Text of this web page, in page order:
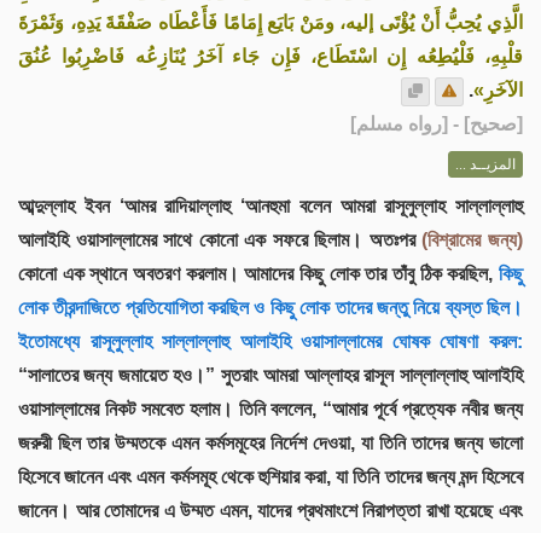
الَّذِي يُحِبُّ أَنْ يُؤْتَى إليه، ومَنْ بَايَع إِمَامًا فَأَعْطَاه صَفْقَةَ يَدِهِ، وَثَمْرَةَ
قلْبِهِ، فَلْيُطِعُه إِن اسْتَطَاع، فَإِن جَاء آخَرُ يُنَازِعُه فَاضْرِبُوا عُنُقَ
الآخَرِ».
[صحيح] - [رواه مسلم]
المزيــد ...
আব্দুল্লাহ ইবন ‘আমর রাদিয়াল্লাহু ‘আনহুমা বলেন আমরা রাসূলুল্লাহ সাল্লাল্লাহু
আলাইহি ওয়াসাল্লামের সাথে কোনো এক সফরে ছিলাম। অতঃপর(বিশ্রামের জন্য)
কোনো এক স্থানে অবতরণ করলাম। আমাদের কিছু লোক তার তাঁবু ঠিক করছিল, কিছু
লোক তীরন্দাজিতে প্রতিযোগিতা করছিল ও কিছু লোক তাদের জন্তু নিয়ে ব্যস্ত ছিল।
ইতোমধ্যে রাসূলুল্লাহ সাল্লাল্লাহু আলাইহি ওয়াসাল্লামের ঘোষক ঘোষণা করল:
“সালাতের জন্য জমায়েত হও।” সুতরাং আমরা আল্লাহর রাসূল সাল্লাল্লাহু আলাইহি
ওয়াসাল্লামের নিকট সমবেত হলাম। তিনি বললেন, “আমার পূর্বে প্রত্যেক নবীর জন্য
জরুরী ছিল তার উম্মতকে এমন কর্মসমূহের নির্দেশ দেওয়া, যা তিনি তাদের জন্য ভালো
হিসেবে জানেন এবং এমন কর্মসমূহ থেকে হুশিয়ার করা, যা তিনি তাদের জন্য মন্দ হিসেবে
জানেন। আর তোমাদের এ উম্মত এমন, যাদের প্রথমাংশে নিরাপত্তা রাখা হয়েছে এবং